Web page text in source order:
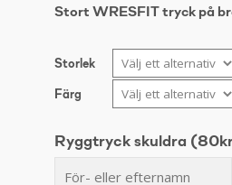
Stort WRESFIT tryck på
Storlek
Färg
Ryggtryck skuldra